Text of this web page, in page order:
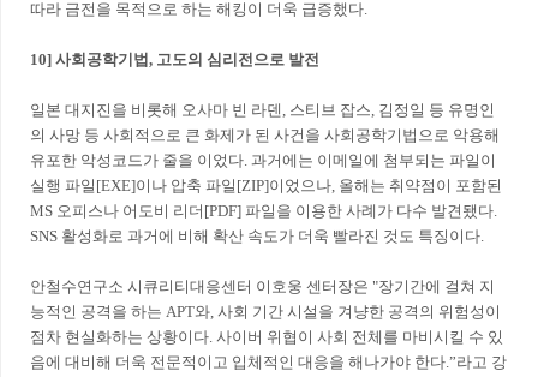
따라 금전을 목적으로 하는 해킹이 더욱 급증했다.
10] 사회공학기법, 고도의 심리전으로 발전
일본 대지진을 비롯해 오사마 빈 라덴, 스티브 잡스, 김정일 등 유명인
의 사망 등 사회적으로 큰 화제가 된 사건을 사회공학기법으로 악용해
유포한 악성코드가 줄을 이었다. 과거에는 이메일에 첨부되는 파일이
실행 파일[EXE]이나 압축 파일[ZIP]이었으나, 올해는 취약점이 포함된
MS 오피스나 어도비 리더[PDF] 파일을 이용한 사례가 다수 발견됐다.
SNS 활성화로 과거에 비해 확산 속도가 더욱 빨라진 것도 특징이다.
안철수연구소 시큐리티대응센터 이호웅 센터장은 "장기간에 걸쳐 지
능적인 공격을 하는 APT와, 사회 기간 시설을 겨냥한 공격의 위험성이
점차 현실화하는 상황이다. 사이버 위협이 사회 전체를 마비시킬 수 있
음에 대비해 더욱 전문적이고 입체적인 대응을 해나가야 한다.”라고 강